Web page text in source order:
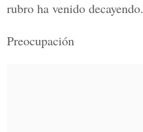
rubro ha venido decayendo.
Preocupación